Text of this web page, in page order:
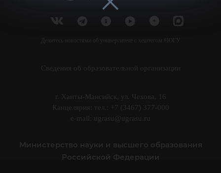
Делитесь новостями об университете с хештегом #ЮГУ
Сведения об образовательной организации
г. Ханты-Мансийск, ул. Чехова, 16
Канцелярия: тел.: +7 (3467) 377-000
e-mail: ugrasu@ugrasu.ru
Министерство науки и высшего образования
Российской Федерации